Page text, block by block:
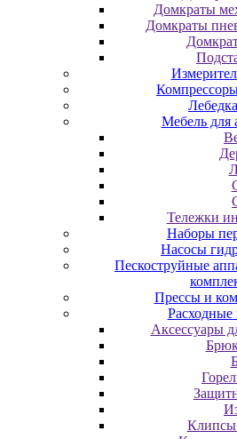
Домкраты
Домкраты
Мебель для
Тележки
Наборы
Насосы
Пескоструйные
Прессы и
Расходные
Аксессуары
Клипсы